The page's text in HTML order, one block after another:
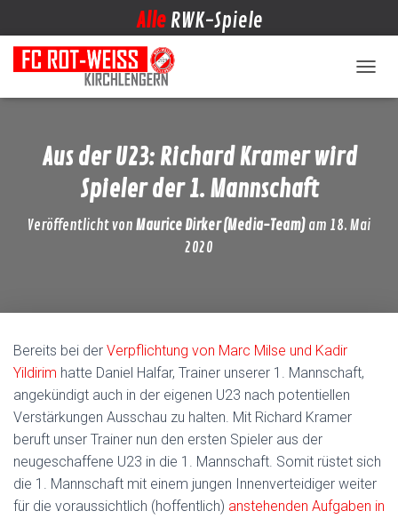
Alle RWK-Spiele
Aus der U23: Richard Kramer wird
Spieler der 1. Mannschaft
Veröffentlicht von Maurice Dirker (Media-Team) am 18. Mai
2020
Bereits bei der Verpflichtung von Marc Milse und Kadir
Yildirim hatte Daniel Halfar, Trainer unserer 1. Mannschaft,
angekündigt auch in der eigenen U23 nach potentiellen
Verstärkungen Ausschau zu halten. Mit Richard Kramer
beruft unser Trainer nun den ersten Spieler aus der
neugeschaffene U23 in die 1. Mannschaft. Somit rüstet sich
die 1. Mannschaft mit einem jungen Innenverteidiger weiter
für die voraussichtlich (hoffentlich) anstehenden Aufgaben in